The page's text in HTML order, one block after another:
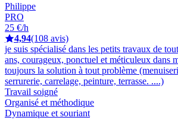
Philippe
PRO
25 €/h
4,94(108 avis)
je suis spécialisé dans les petits travaux de
ans, courageux, ponctuel et méticuleux dans
toujours la solution à tout problème
serrurerie, carrelage, peinture, terrasse. ....)
Travail soigné
Organisé et méthodique
Dynamique et souriant